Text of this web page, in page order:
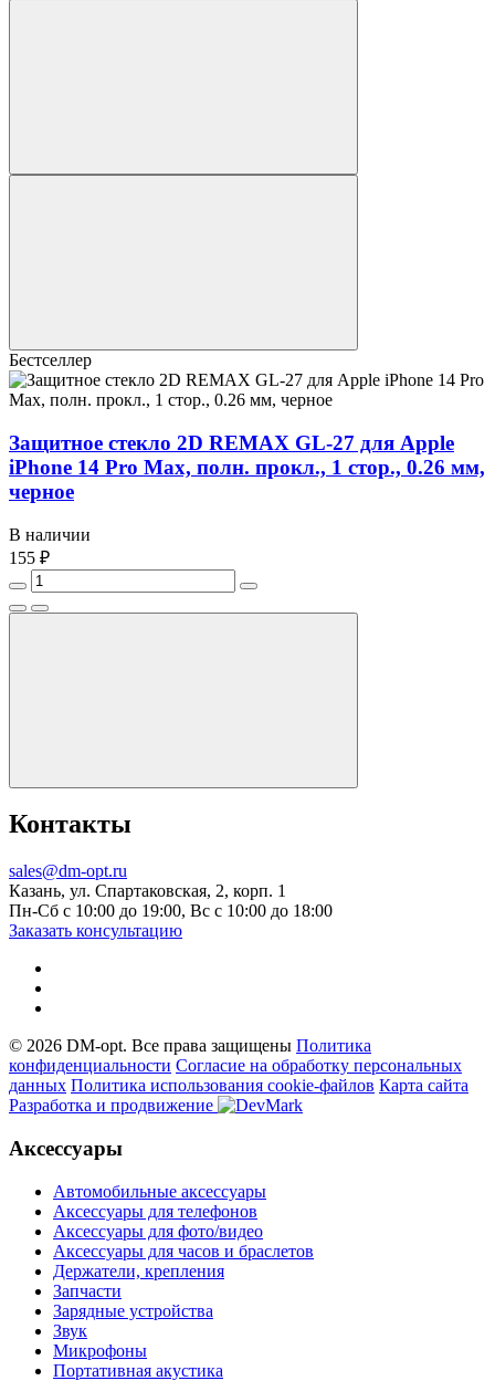
Бестселлер
Защитное стекло 2D REMAX GL-27 для Apple
iPhone 14 Pro Max, полн. прокл., 1 стор., 0.26 мм,
черное
В наличии
155 ₽
Контакты
sales@dm-opt.ru
Казань, ул. Спартаковская, 2, корп. 1
Пн-Сб с 10:00 до 19:00, Вс с 10:00 до 18:00
Заказать консультацию
© 2026 DM-opt. Все права защищены Политика
конфиденциальности Согласие на обработку персональных
данных Пoлитикa иcпoльзoвaния cookie-фaйлoв Карта сайта
Разработка и продвижение
Аксессуары
Автомобильные аксессуары
Аксессуары для телефонов
Аксессуары для фото/видео
Аксессуары для часов и браслетов
Держатели, крепления
Запчасти
Зарядные устройства
Звук
Микрофоны
Портативная акустика